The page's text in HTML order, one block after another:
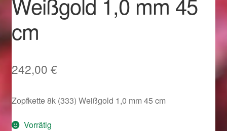
Im Gedenken an
Impressum
Karneval 2015 – Schmuck zu Fasching & Co.
cm
242,00 €
Zopfkette 8k (333) Weißgold 1,0 mm 45 cm
Vorrätig